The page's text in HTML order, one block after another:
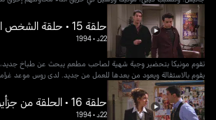
حلقة 15 • حلقة الشخص المنتشي
22د •
1994
تقوم مونيكا بتحضير وجبة شهية لصاحب مطعم يبحث عن طباخ جديد،
يقوم بالاستقالة ويعود من بعدها للعمل من جديد. لدى روس موعد
حلقة 16 • الحلقة من جزأين (الجزء 1)
22د •
1994